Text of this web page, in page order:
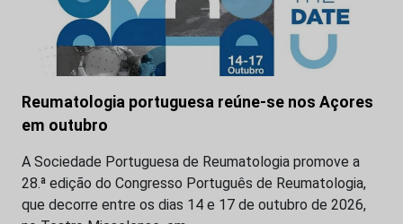
Reumatologia portuguesa reúne-se nos Açores
em outubro
A Sociedade Portuguesa de Reumatologia promove a
28.ª edição do Congresso Português de Reumatologia,
que decorre entre os dias 14 e 17 de outubro de 2026,